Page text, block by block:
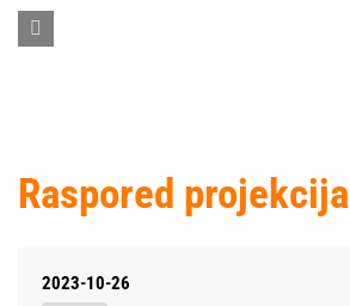
Raspored projekcija
2023-10-26